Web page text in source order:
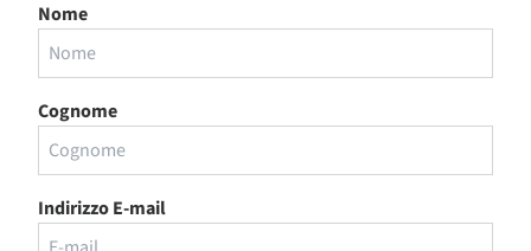
Nome
Cognome
Indirizzo E-mail